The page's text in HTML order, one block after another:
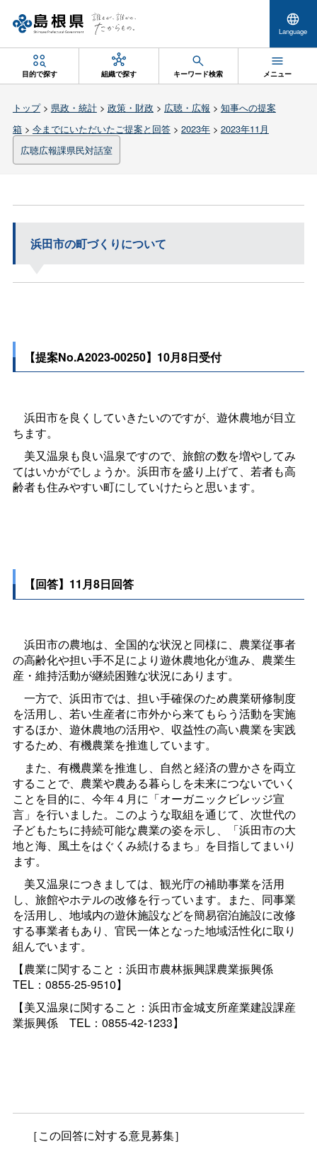
Language
目的で探す 組織で探す キーワード検索 メニュー
トップ> 県政・統計> 政策・財政 > 広聴・広報 > 知事への提案
箱> 今までにいただいたご提案と回答> 2023年> 2023年11月
広聴広報課県民対話室
浜田市の町づくりについて
【提案No.A2023-00250】10月8日受付
浜田市を良くしていきたいのですが、遊休農地が目立
ちます。
美又温泉も良い温泉ですので、旅館の数を増やしてみ
てはいかがでしょうか。浜田市を盛り上げて、若者も高
齢者も住みやすい町にしていけたらと思います。
【回答】11月8日回答
浜田市の農地は、全国的な状況と同様に、農業従事者
の高齢化や担い手不足により遊休農地化が進み、農業生
産・維持活動が継続困難な状況にあります。
一方で、浜田市では、担い手確保のため農業研修制度
を活用し、若い生産者に市外から来てもらう活動を実施
するほか、遊休農地の活用や、収益性の高い農業を実践
するため、有機農業を推進しています。
また、有機農業を推進し、自然と経済の豊かさを両立
することで、農業や農ある暮らしを未来につないでいく
ことを目的に、今年４月に「オーガニックビレッジ宣
言」を行いました。このような取組を通じて、次世代の
子どもたちに持続可能な農業の姿を示し、「浜田市の大
地と海、風土をはぐくみ続けるまち」を目指してまいり
ます。
美又温泉につきましては、観光庁の補助事業を活用
し、旅館やホテルの改修を行っています。また、同事業
を活用し、地域内の遊休施設などを簡易宿泊施設に改修
する事業者もあり、官民一体となった地域活性化に取り
組んでいます。
【農業に関すること：浜田市農林振興課農業振興係
TEL：0855-25-9510】
【美又温泉に関すること：浜田市金城支所産業建設課産
業振興係 TEL：0855-42-1233】
［この回答に対する意見募集］